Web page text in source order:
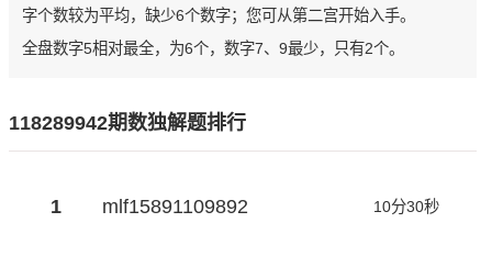
字个数较为平均，缺少6个数字；您可从第二宫开始入手。
全盘数字5相对最全，为6个，数字7、9最少，只有2个。
118289942期数独解题排行
1 mlf15891109892 10分30秒